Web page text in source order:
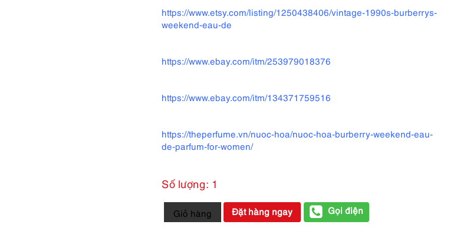
https://www.etsy.com/listing/1250438406/vintage-1990s-burberrys-
weekend-eau-de
https://www.ebay.com/itm/253979018376
https://www.ebay.com/itm/134371759516
https://theperfume.vn/nuoc-hoa/nuoc-hoa-burberry-weekend-eau-
de-parfum-for-women/
Số lượng: 1
3230-
BURBERRY
Giỏ hàng Đặt hàng ngay Gọi điện